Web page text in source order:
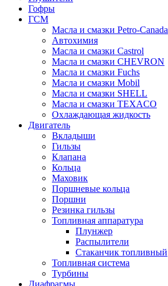
Гофры
ГСМ
Масла и смазки Petro-Canada
Автохимия
Масла и смазки Castrol
Масла и смазки CHEVRON
Масла и смазки Fuchs
Масла и смазки Mobil
Масла и смазки SHELL
Масла и смазки TEXACO
Охлаждающая жидкость
Двигатель
Вкладыши
Гильзы
Клапана
Кольца
Маховик
Поршневые кольца
Поршни
Резинка гильзы
Топливная аппаратура
Плунжер
Распылители
Стаканчик топливный
Топливная система
Турбины
Диафрагмы